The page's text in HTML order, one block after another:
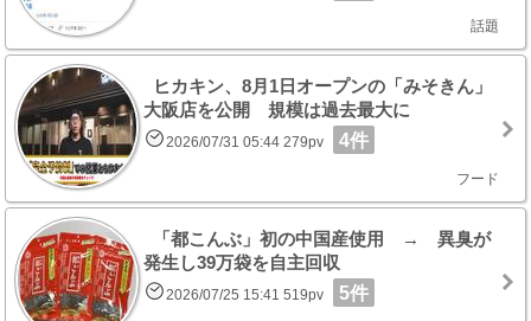
話題
ヒカキン、8月1日オープンの「みそきん」
大阪店を公開 規模は過去最大に
2026/07/31 05:44 279pv 4件
フード
「都こんぶ」初の中国産使用 → 異臭が
発生し39万袋を自主回収
2026/07/25 15:41 519pv 5件